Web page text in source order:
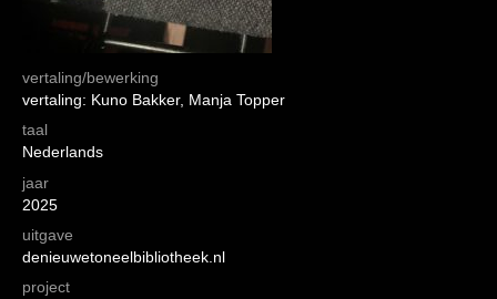
vertaling/bewerking
vertaling: Kuno Bakker, Manja Topper
taal
Nederlands
jaar
2025
uitgave
denieuwetoneelbibliotheek.nl
project